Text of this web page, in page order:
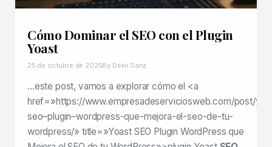
Cómo Dominar el SEO con el Plugin
Yoast
25 de octubre de 2025By Deivi Sanz
…este post, vamos a explorar cómo el <a
href=»https://www.empresadeserviciosweb.com/post/
seo–plugin–wordpress-que-mejora-el-seo-de-tu-
wordpress/» title=»Yoast SEO Plugin WordPress que